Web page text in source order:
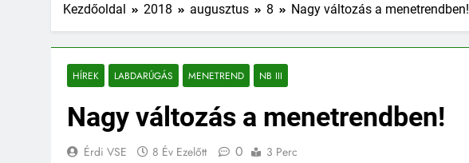
Kezdőoldal 2018 augusztus 8 Nagy változás a menetrendben!
HÍREK LABDARÚGÁS MENETREND NB III
Nagy változás a menetrendben!
Érdi VSE 8 Év Ezelőtt 0 3 Perc